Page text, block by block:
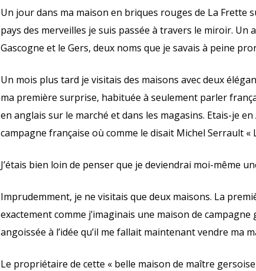
Un jour dans ma maison en briques rouges de La Frette
pays des merveilles je suis passée à travers le miroir.
Gascogne et le Gers, deux noms que je savais à peine
Un mois plus tard je visitais des maisons avec deux
ma première surprise, habituée à seulement parler
en anglais sur le marché et dans les magasins. Etais-je
campagne française où comme le disait Michel Serrault «
J’étais bien loin de penser que je deviendrai moi-même
Imprudemment, je ne visitais que deux maisons. La
exactement comme j’imaginais une maison de
angoissée à l’idée qu’il me fallait maintenant vendre ma
Le propriétaire de cette « belle maison de maître